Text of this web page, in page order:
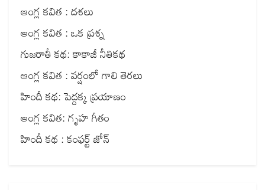
ఆంగ్ల కవిత : దశలు
ఆంగ్ల కవిత : ఒక ప్రశ్న
గుజరాతీ కథ: కాకాజీ నీతికథ
ఆంగ్ల కవిత : వర్షంలో గాలి తెరలు
హిందీ కథ: పెద్దక్క ప్రయాణం
ఆంగ్ల కవిత: గృహ గీతం
హిందీ కథ : కంఫర్ట్ జోన్